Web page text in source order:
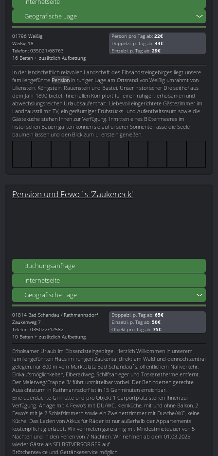
Geografische Lage
01796 Weißig
Weißig 18
Telefon: 035021/68763
16 Betten + zusätzlich Aufbettung
Person pro Tag ab: 22€
Doppelzi. p. Tag ab: 44€
Einzelzi. p. Tag ab: 29€
In der landschaftlich reizvollen Landschaft des Elbsandsteingebirges liegt unsere
familiengeführte Pension in ruhiger Lage am Ortsrand von Weißig umrahmt von
Lilienstein, Königstein, Rauenstein und Bastei. Unser historischer Dreiseithof aus
dem Jahr 1890 bietet Ihnen allen Kompfort für einen ruhigen, erholsamen und
abwechslungsreichen Urlaubsaufenthalt. Liebevoll eingerichtete Gästezimmer im
Landhausstil mit TV, ein geräumiger Frühstücks- und Aufenthaltsraum sowie die
Gästeküche stehen Ihnen zur Verfügung. Inmitten eines Blütenmeeres im
historischen Bauerngarten können sie auf unserer Sonnenterrasse die Seele
baumeln lassen und den Blick zum Lilienstein genießen.
Pension und Fewo`s 'Zaukeneck'
Buchungsanfrage
Internetseite
Geografische Lage
01814 Bad Schandau / Rathmannsdorf
Zaukenweg 7
Telefon: 035022/42582
10 Betten + zusätzlich Aufbettung
Doppelzi. p. Tag ab: 65€
Einzelzi. p. Tag ab: 50€
Objekt pro Tag ab: 75€
Erholsamer Urlaub im Elbsandsteingebirge. Herzlich Willkommen in unserem
familiengeführten Haus im ruhigen Zaukental direkt am Wald und dennoch zentral
gelegen, nur 800 m vom Marktplatz Bad Schandau´s, öffentlichem Nahverkehr,
Einkaufsmöglichkeiten, Elberadweg, Schiffsanleger und Toskanatherme entfernt.
Der Malerweg/Etappe 3/ führt unmittelbar vorbei. Der Behinderten gerechte
Aussichtsturm in Rathmannsdorf ist in 15 Gehminuten erreichbar.
Eine überdachte Grillhütte und pro Objekt 1 Carportplatz stehen Ihnen zur
Verfügung. Anlage mit 4 Fewo's mit DU/WC, Kleinküche, mit und ohne Balkon, 2
Fewo's mit je 2 Schlafzimmern sowie ein Zweibettzimmer mit Dusche/WC, keine
Küche. Das Laden von Akkus für Räder ist nur außerhalb der Appartements
kostenpflichtig erlaubt. Wir vermieten ganzjährig mit Mindestmietdauer von 5
Nächten und in den Ferien von 7 Nächten. Wir nehmen ab dem 01.03.2025
wieder Gäste als SELBSTVERSORGER auf.
Brötchensevice und Getränkeservice möglich.